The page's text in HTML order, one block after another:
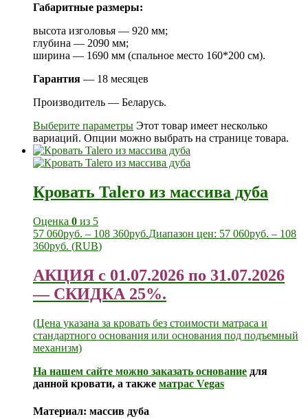
Габаритные размеры:
высота изголовья — 920 мм;
глубина — 2090 мм;
ширина — 1690 мм (спальное место 160*200 см).
Гарантия — 18 месяцев
Производитель — Беларусь.
Выберите параметры Этот товар имеет несколько
вариаций. Опции можно выбрать на странице товара.
Кровать Talero из массива дуба
Оценка 0 из 5
57 060руб. – 108 360руб.Диапазон цен: 57 060руб. – 108
360руб. (RUB)
АКЦИЯ с 01.07.2026 по 31.07.2026
— СКИДКА 25%.
(Цена указана за кровать без стоимости матраса и
стандартного основания или основания под подъемный
механизм)
На нашем сайте можно заказать основание для
данной кровати, а также матрас Vegas
Материал: массив дуба